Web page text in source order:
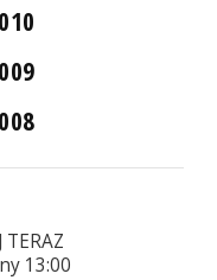
TERAZ
13:00